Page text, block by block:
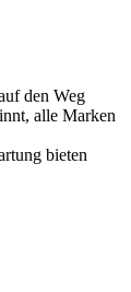
den Weg
alle Marken
bieten